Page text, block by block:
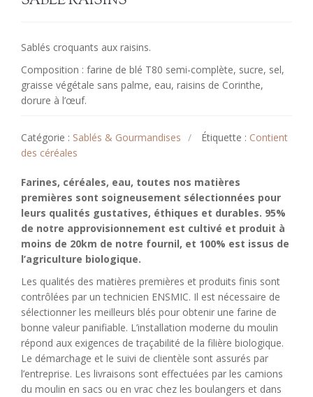
Sablés croquants aux raisins.
Composition : farine de blé T80 semi-complète, sucre, sel,
graisse végétale sans palme, eau, raisins de Corinthe,
dorure à l’œuf.
Catégorie : Sablés & Gourmandises Étiquette : Contient
des céréales
Farines, céréales, eau, toutes nos matières
premières sont soigneusement sélectionnées pour
leurs qualités gustatives, éthiques et durables. 95%
de notre approvisionnement est cultivé et produit à
moins de 20km de notre fournil, et 100% est issus de
l’agriculture biologique.
Les qualités des matières premières et produits finis sont
contrôlées par un technicien ENSMIC. Il est nécessaire de
sélectionner les meilleurs blés pour obtenir une farine de
bonne valeur panifiable. L’installation moderne du moulin
répond aux exigences de traçabilité de la filière biologique.
Le démarchage et le suivi de clientèle sont assurés par
l’entreprise. Les livraisons sont effectuées par les camions
du moulin en sacs ou en vrac chez les boulangers et dans